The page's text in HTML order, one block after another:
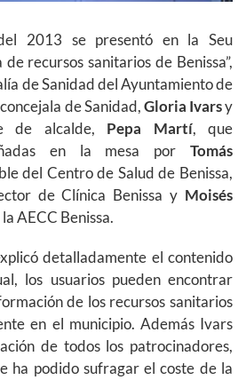
2013 se presentó en la Seu
recursos sanitarios de Benissa”,
de Sanidad del Ayuntamiento de
de Sanidad,Gloria Ivarsy
de alcalde, Pepa Martí, que
en la mesa por Tomás
del Centro de Salud de Benissa,
de Clínica Benissa y Moisés
AECC Benissa.
detalladamente el contenido
los usuarios pueden encontrar
de los recursos sanitarios
en el municipio. Además Ivars
de todos los patrocinadores,
ha podido sufragar el coste de la